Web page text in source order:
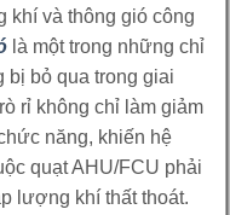
khí và thông gió công
là một trong những chỉ
bị bỏ qua trong giai
rỉ không chỉ làm giảm
năng, khiến hệ
quạt AHU/FCU phải
lượng khí thất thoát.